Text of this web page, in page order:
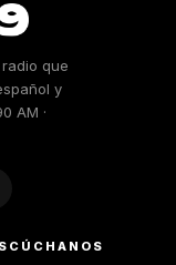
que
y
AM ·